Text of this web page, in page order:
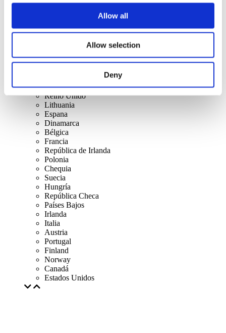
Allow all
Allow selection
Deny
Por países.
Eslovaquia
Reino Unido
Lithuania
Espana
Dinamarca
Bélgica
Francia
República de Irlanda
Polonia
Chequia
Suecia
Hungría
República Checa
Países Bajos
Irlanda
Italia
Austria
Portugal
Finland
Norway
Canadá
Estados Unidos